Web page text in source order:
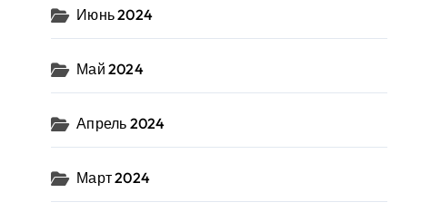
Июнь 2024
Май 2024
Апрель 2024
Март 2024